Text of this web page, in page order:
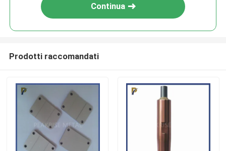
Continua
Prodotti raccomandati